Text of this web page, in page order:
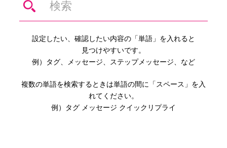
設定したい、確認したい内容の「単語」を入れると
見つけやすいです。
例）タグ、メッセージ、ステップメッセージ、など
複数の単語を検索するときは単語の間に「スペース」を入
れてください。
例）タグ メッセージ クイックリプライ